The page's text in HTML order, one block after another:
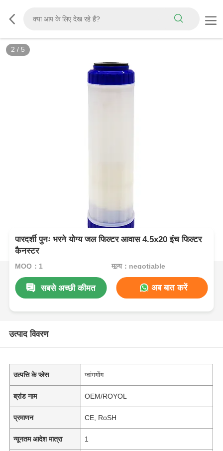
2 / 5
पारदर्शी पुनः भरने योग्य जल फिल्टर आवास 4.5x20 इंच फिल्टर
कैनस्टर
MOQ：1 मूल्य：negotiable
सबसे अच्छी कीमत अब बात करें
उत्पाद विवरण
उत्पत्ति के प्लेस ग्वांगगोंग
ब्रांड नाम OEM/ROYOL
प्रमाणन CE, RoSH
न्यूनतम आदेश मात्रा 1